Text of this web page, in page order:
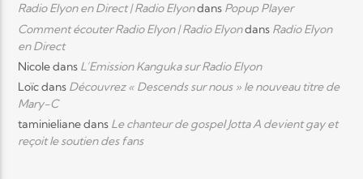
Radio Elyon en Direct | Radio Elyondans Popup Player
Comment écouter Radio Elyon | Radio Elyondans Radio Elyon
en Direct
Nicoledans L’Emission Kanguka sur Radio Elyon
Loïcdans Découvrez « Descends sur nous » le nouveau titre de
Mary-C
taminielianedans Le chanteur de gospel Jotta A devient gay et
reçoit le soutien des fans